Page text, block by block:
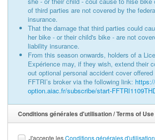
of third parties are not covered by the
insurance.
That the damage that third parties could
her bike - or their child's bike - are not
liability insurance.
From this season onwards, holders of a
Expérience may, if they wish, extend their
out optional personal accident cover
FFTRI’s broker via the following link:
option.aiac.fr/subscribe/start-
Conditions générales d'utilisation / Terms of
J'accepte lesConditions générales